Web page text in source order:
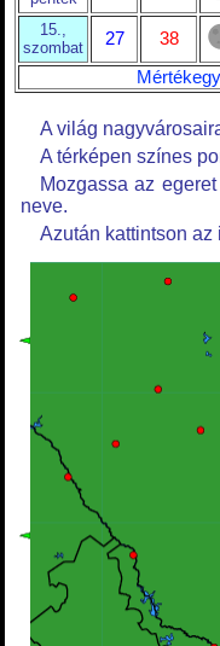
15.,
szombat
27
38
A világ
A térképen színes
Mozgassa az
neve.
Azután kattintson